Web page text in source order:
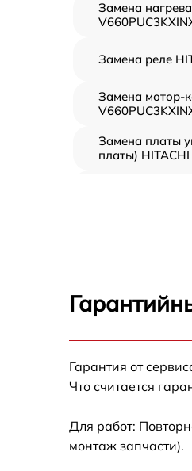
Замена
Замена реле
Замена мотор-
Замена платы
платы)
Замена
V660PUC3KXINX
Устранение
Гарантия от
Что считается
Для работ:
монтаж запчасти).